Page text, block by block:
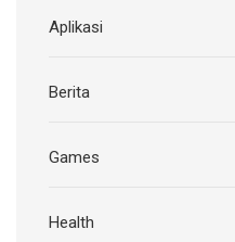
Aplikasi
Berita
Games
Health